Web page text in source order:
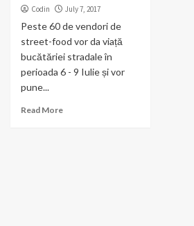
Codin July 7, 2017
Peste 60 de vendori de
street-food vor da viață
bucătăriei stradale în
perioada 6 - 9 Iulie și vor
pune...
Read More